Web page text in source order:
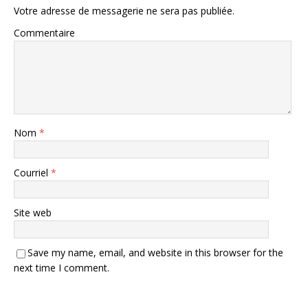
Votre adresse de messagerie ne sera pas publiée.
Commentaire
Nom *
Courriel *
Site web
Save my name, email, and website in this browser for the
next time I comment.